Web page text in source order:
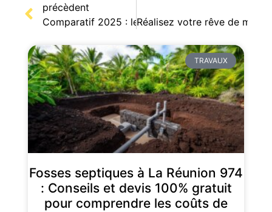
précèdent
Comparatif 2025 : le liège face aux isolants
Réalisez votre rêve de
TRAVAUX
Fosses septiques à La Réunion 974
: Conseils et devis 100% gratuit
pour comprendre les coûts de